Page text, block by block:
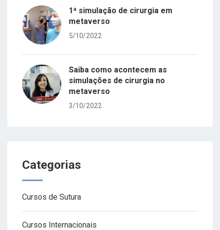
1ª simulação de cirurgia em
metaverso
5/10/2022
Saiba como acontecem as
simulações de cirurgia no
metaverso
3/10/2022
Categorias
Cursos de Sutura
Cursos Internacionais